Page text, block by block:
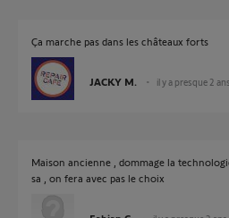
Ça marche pas dans les châteaux forts
JACKY M. il y a presque 2 ans
Maison ancienne , dommage la
sa , on fera avec pas le choix